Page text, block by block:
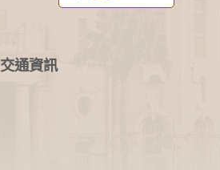
交通資訊